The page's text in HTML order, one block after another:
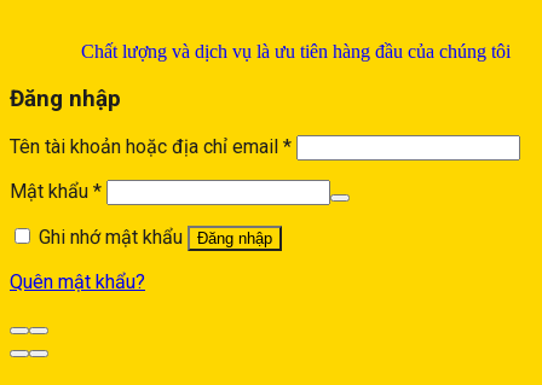
Chất lượng và dịch vụ là ưu tiên hàng đầu của chúng tôi
Đăng nhập
Tên tài khoản hoặc địa chỉ email *
Mật khẩu *
Ghi nhớ mật khẩu
Đăng nhập
Quên mật khẩu?